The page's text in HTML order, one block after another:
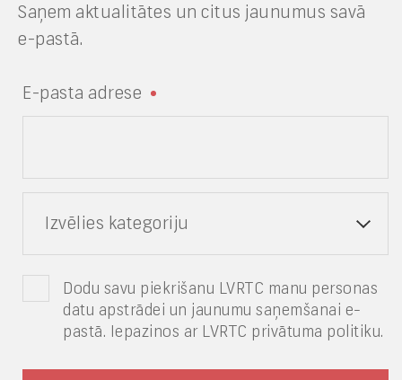
Saņem aktualitātes un citus jaunumus savā
e-pastā.
E-pasta adrese
Izvēlies kategoriju
Dodu savu piekrišanu LVRTC manu personas
datu apstrādei un jaunumu saņemšanai e-
pastā. Iepazinos ar LVRTC privātuma politiku.